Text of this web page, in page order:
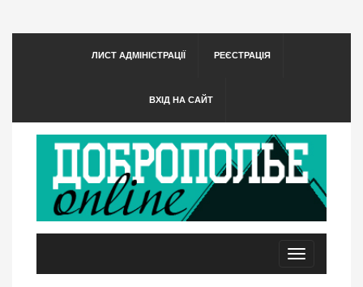
ЛИСТ АДМІНІСТРАЦІЇ РЕЄСТРАЦІЯ
ВХІД НА САЙТ
Toggle
navigation